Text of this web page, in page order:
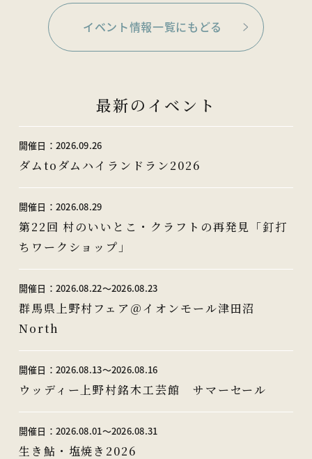
イベント情報一覧にもどる
最新のイベント
開催日： 2026.09.26
ダムtoダムハイランドラン2026
開催日： 2026.08.29
第22回 村のいいとこ・クラフトの再発見「釘打
ちワークショップ」
開催日： 2026.08.22〜2026.08.23
群馬県上野村フェア＠イオンモール津田沼
North
開催日： 2026.08.13〜2026.08.16
ウッディー上野村銘木工芸館 サマーセール
開催日： 2026.08.01〜2026.08.31
生き鮎・塩焼き2026